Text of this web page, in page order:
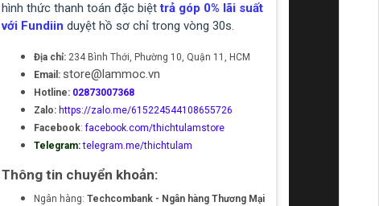
hình thức thanh toán đặc biệttrả góp 0% lãi suất
với Fundiin duyệt hồ sơ chỉ trong vòng 30s.
Địa chỉ: 234 Bình Thới, Phường 10, Quận 11, HCM
Email: store@lammoc.vn
Hotline: 02873007368
Zalo: https://zalo.me/615224544108655726
Facebook:facebook.com/thichtulamstore
Telegram: telegram.me/thichtulam
Thông tin chuyển khoản:
Ngân hàng: Techcombank - Ngân hàng Thương Mại